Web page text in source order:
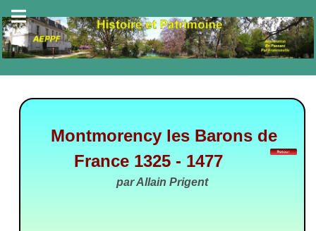
Montmorency les Barons de
France 1325 - 1477
par Allain Prigent